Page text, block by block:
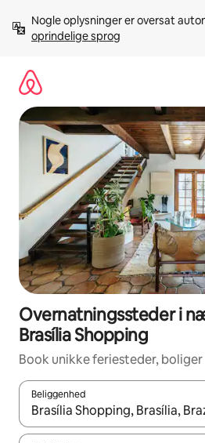
videre
Nogle oplysninger er oversat
oprindelige sprog
Overnatningssteder i
Brasília Shopping
Book unikke feriesteder,
Beliggenhed
Når resultaterne er tilgængelige,